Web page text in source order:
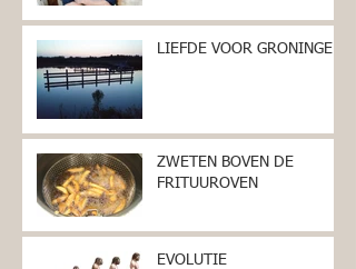
LIEFDE VOOR GRONINGEN
ZWETEN BOVEN DE
FRITUUROVEN
EVOLUTIE